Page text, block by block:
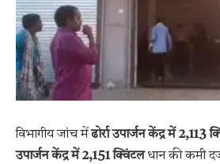
विभागीय जांच मेंढोर्रा उपार्जन केंद्र में 2,113
उपार्जन केंद्र में 2,151 क्विंटलधान की कमी